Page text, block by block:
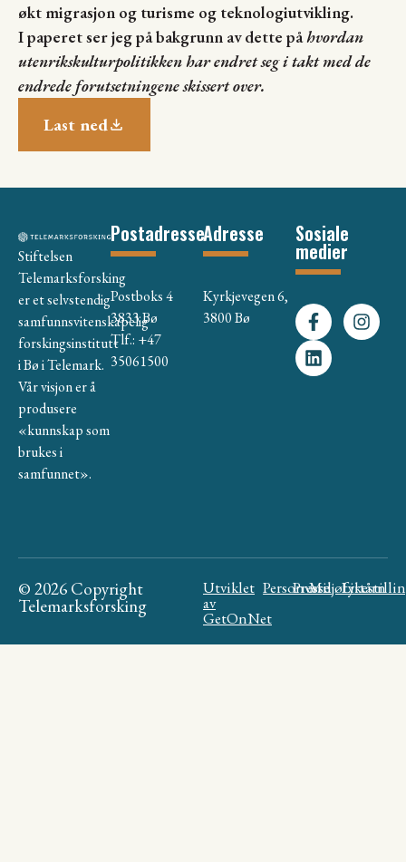
økt migrasjon og turisme og teknologiutvikling.
Ipaperet ser jeg på bakgrunn av dette påhvordan
utenrikskulturpolitikken har endret seg i takt med de
endrede forutsetningene skissert over.
Last ned
Stiftelsen
Telemarksforsking
er et selvstendig
samfunnsvitenskapelig
forskingsinstitutt
i Bø i Telemark.
Vår visjon er å
produsere
«kunnskap som
brukes i
samfunnet».
Postadresse
Postboks 4
3833 Bø
Tlf.: +47
35061500
Adresse
Kyrkjevegen 6,
3800 Bø
Sosiale
medier
© 2026 Copyright
Telemarksforsking
Utviklet
av
GetOnNet
Personvern
Presse
Miljøfyrtårn